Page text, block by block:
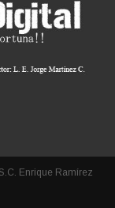
Enrique Ramírez